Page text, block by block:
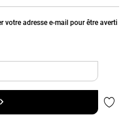
votre adresse e-mail pour être averti